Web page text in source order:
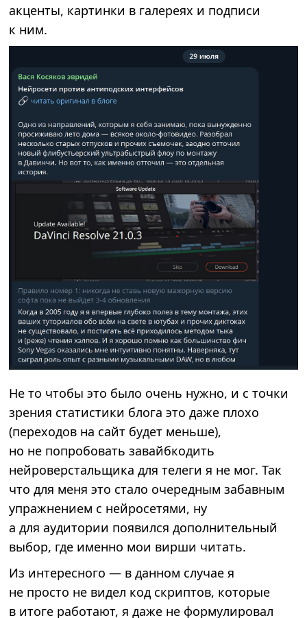
акценты, картинки в галереях и подписи
к ним.
Не то чтобы это было очень нужно, и с точки
зрения статистики блога это даже плохо
(переходов на сайт будет меньше),
но не попробовать завайбкодить
нейроверстальщика для телеги я не мог. Так
что для меня это стало очередным забавным
упражнением с нейросетями, ну
а для аудитории появился дополнительный
выбор, где именно мои вирши читать.
Из интересного — в данном случае я
не просто не видел код скриптов, которые
в итоге работают, я даже не формулировал